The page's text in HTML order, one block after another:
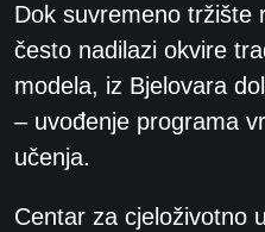
Dok suvremeno tržište
često nadilazi okvire
modela, iz Bjelovara
– uvođenje programa
učenja.
Centar za cjeloživotno